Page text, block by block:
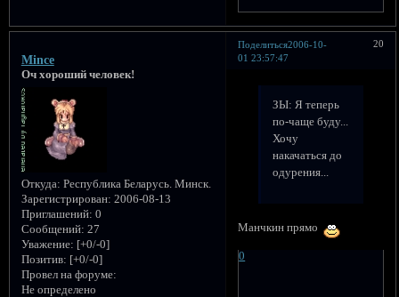
Поделиться 20
2006-10-
01 23:57:47
Mince
Оч хороший человек!
Откуда: Республика Беларусь. Минск.
Зарегистрирован: 2006-08-13
Приглашений: 0
Сообщений: 27
Уважение: [+0/-0]
Позитив: [+0/-0]
Провел на форуме:
Не определено
ЗЫ: Я теперь
по-чаще буду...
Хочу
накачаться до
одурения...
Манчкин прямо
0